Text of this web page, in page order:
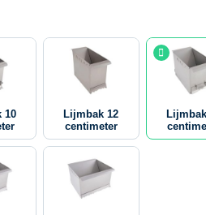
10
Lijmbak 12
centimeter